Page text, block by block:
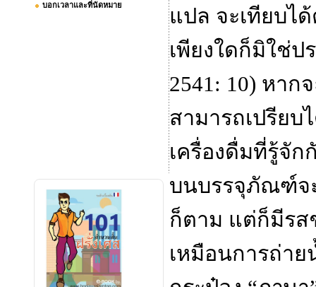
บอกเวลาและที่นัดหมาย
แปล จะเทียบไ
เพียงใดก็มิใช่ป
2541: 10) หาก
สามารถเปรียบ
เครื่องดื่มที่รู้จั
บนบรรจุภัณฑ์จ
ก็ตาม แต่ก็มีรส
เหมือนการถ่า